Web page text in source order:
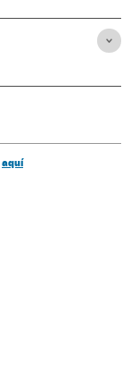
aquí